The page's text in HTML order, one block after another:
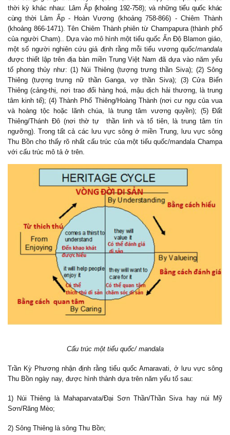
thời kỳ khác nhau: Lâm Ấp (khoảng 192-758); và những tiểu quốc khác
cùng thời Lâm Ấp - Hoàn Vương (khoảng 758-866) - Chiêm Thành
(khoảng 866-1471). Tên Chiêm Thành ƿhiên từ Chamƿaƿura (thành ƿhố
của người Cham).. Dựa vào mô hình một tiểu quốc Ấn Độ Blamon giáo,
một số người nghiên cứu giả định rằngmỗi tiểu vương quốc/mandala
được thiết lập trên địa bàn miền Trung Việt Nam đã dựa vào năm yếu
tố phong thủy như: (1) Núi Thiêng (tượng trưng thần Siva); (2) Sông
Thiêng (tượng trưng nữ thần Ganga, vợ thần Siva); (3) Cửa Biển
Thiêng (cảng-thị, nơi trao đổi hàng hoá, mậu dịch hải thương, là trung
tâm kinh tế); (4) Thành Phố Thiêng/Hoàng Thành (nơi cư ngụ của vua
và hoàng tộc hoặc lãnh chúa, là trung tâm vương quyền); (5) Đất
Thiêng/Thánh Đô (nơi thờ tự thần linh và tổ tiên, là trung tâm tín
ngưỡng).Trong tất cả các lưu vực sông ở miền Trung, lưu vực sông
Thu Bồn cho thấy rõ nhất cấu trúc của một tiểu quốc/mandala Champa
với cấu trúc mô tả ở trên.
Cấu trúc một tiểu quốc/ mandala
Trần Kỳ Phương nhận định rằng tiểu quốc Amaravati, ở lưu vực sông
Thu Bồn ngày nay, được hình thành dựa trên năm yếu tố sau:
1) Núi Thiêng là Mahaparvata/Đại Sơn Thần/Thần Siva hay núi Mỹ
Sơn/Răng Mèo;
2) Sông Thiêng là sông Thu Bồn;